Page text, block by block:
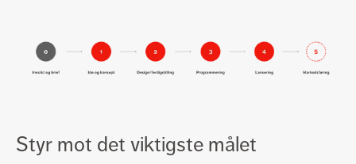
Styr mot det viktigste målet